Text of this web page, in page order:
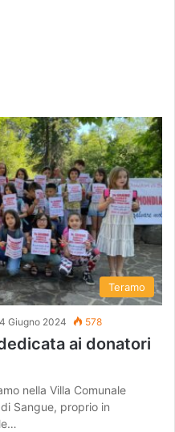
Teramo
Giugno 2024 578
ai donatori
nella Villa Comunale
Sangue, proprio in